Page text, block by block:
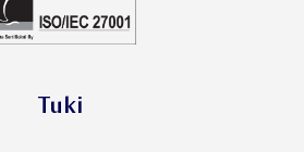
Tuki